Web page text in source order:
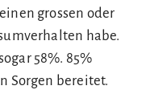
grossen oder
habe.
58%. 85%
Sorgen bereitet.